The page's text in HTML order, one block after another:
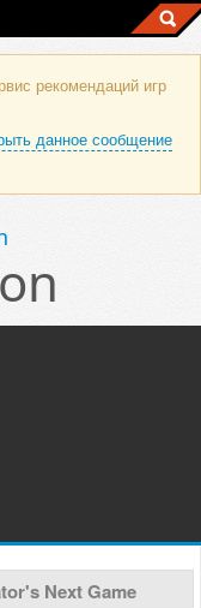
рекомендаций игр
данное сообщение
Next Game